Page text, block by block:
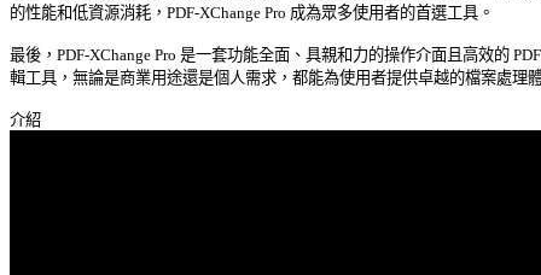
的性能和低資源消耗，PDF-XChange Pro 成為眾多使用者的首選工具。
最後，PDF-XChange Pro 是一套功能全面、具親和力的操作介面且高效的
輯工具，無論是商業用途還是個人需求，都能為使用者提供卓越的檔案處理